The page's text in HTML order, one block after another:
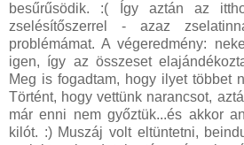
besűrűsödik. :( Így aztán az
zselésítőszerrel - azaz
problémámat. A végeredmény:
igen, így az összeset
Meg is fogadtam, hogy ilyet többet
Történt, hogy vettünk narancsot,
már enni nem győztük...és akkor
kilót. :) Muszáj volt eltüntetni,